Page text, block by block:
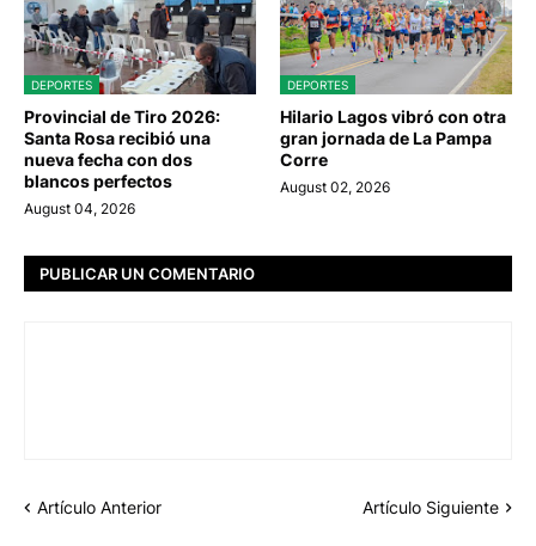
DEPORTES
Provincial de Tiro 2026:
Santa Rosa recibió una
nueva fecha con dos
blancos perfectos
August 04, 2026
DEPORTES
Hilario Lagos vibró con otra
gran jornada de La Pampa
Corre
August 02, 2026
PUBLICAR UN COMENTARIO
Artículo Anterior Artículo Siguiente